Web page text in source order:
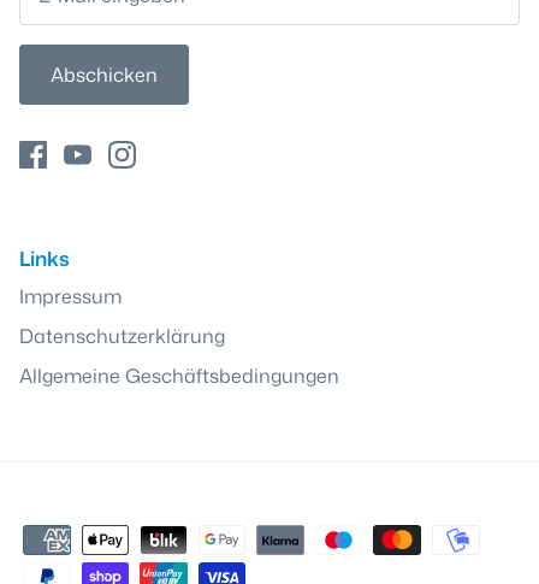
Abschicken
Links
Impressum
Datenschutzerklärung
Allgemeine Geschäftsbedingungen